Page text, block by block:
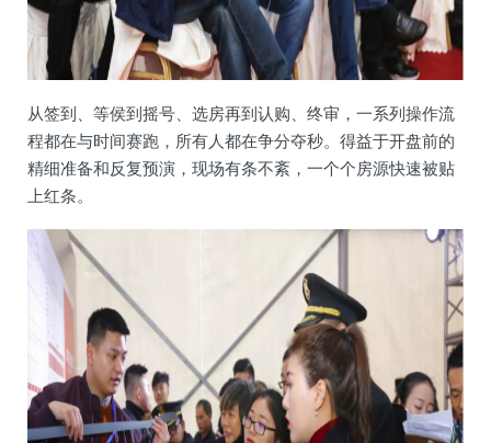
从签到、等侯到摇号、选房再到认购、终审，一系列操作流
程都在与时间赛跑，所有人都在争分夺秒。得益于开盘前的
精细准备和反复预演，现场有条不紊，一个个房源快速被贴
上红条。